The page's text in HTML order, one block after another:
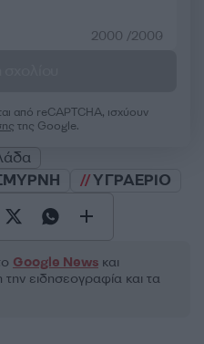
2000 /2000
από reCAPTCHA, ισχύουν
της Google.
ΥΓΡΑΕΡΙΟ
Google News και
ειδησεογραφία και τα